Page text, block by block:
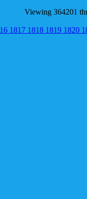
Viewing 364201
1817 1818 1819 1820